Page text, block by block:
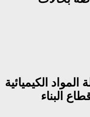
الكيميائية
البناء